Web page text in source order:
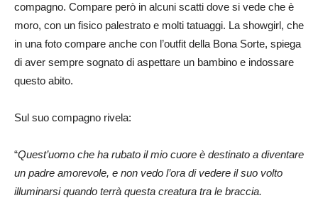
compagno. Compare però in alcuni scatti dove si vede che è
moro, con un fisico palestrato e molti tatuaggi. La showgirl, che
in una foto compare anche con l’outfit della Bona Sorte, spiega
di aver sempre sognato di aspettare un bambino e indossare
questo abito.
Sul suo compagno rivela:
“Quest’uomo che ha rubato il mio cuore è destinato a diventare
un padre amorevole, e non vedo l’ora di vedere il suo volto
illuminarsi quando terrà questa creatura tra le braccia.